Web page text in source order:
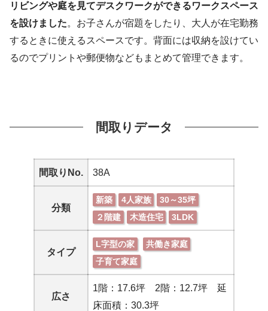
リビングや庭を見てデスクワークができるワークスペース
を設けました。お子さんが宿題をしたり、大人が在宅勤務
するときに使えるスペースです。背面には収納を設けてい
るのでプリントや郵便物などもまとめて管理できます。
間取りデータ
間取りNo. 38A
分類
新築 4人家族
30～35坪
２階建
木造住宅 3LDK
タイプ
L字型の家
共働き家庭
子育て家庭
広さ
1階：17.6坪 2階：12.7坪 延
床面積：30.3坪